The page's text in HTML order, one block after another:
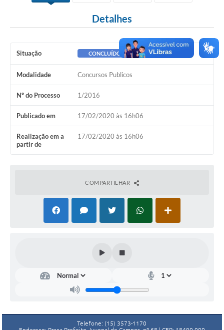
Detalhes
Situação CONCLUÍDO
Modalidade Concursos Publicos
Nº do Processo 1/2016
Publicado em 17/02/2020 às 16h06
Realização em a
partir de
17/02/2020 às 16h06
COMPARTILHAR
Telefone: (15) 3573-1170